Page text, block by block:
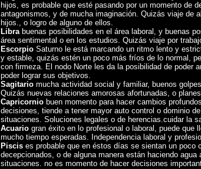
hijos, es probable que esté pasando por un momento de
antagonismos, y de mucha imaginación. Quizás viaje de
hijos., o logro de alguno de ellos.
Librabuenas posibilidades en el área laboral, y buenas
área sentimental o en los estudios. Quizás viaje por
EscorpioSaturno le está marcando un ritmo lento y
y estable, quizás estén un poco más fríos de lo normal,
con firmeza. El nodo Norte les da la posibilidad de poder
poder lograr sus objetivos.
Sagitariomucha actividad social y familiar, buenos
Quizás nuevas relaciones amorosas afortunadas, o
Capricorniobuen momento para hacer cambios
decisiones, tiende a tener mayor auto control o dominio
situaciones. Soluciones legales o de herencias.cuidar la
Acuariogran éxito en lo profesional o laboral, puede que
mucho tiempo esperadas. Independencia laboral y
Piscises probable que en éstos días se sientan un poco
decepcionados, o de alguna manera están haciendo agua
situaciones. no es momento de hacer decisiones